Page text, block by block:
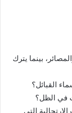
بينما يترك
القبائل؟
في الظل؟
التي